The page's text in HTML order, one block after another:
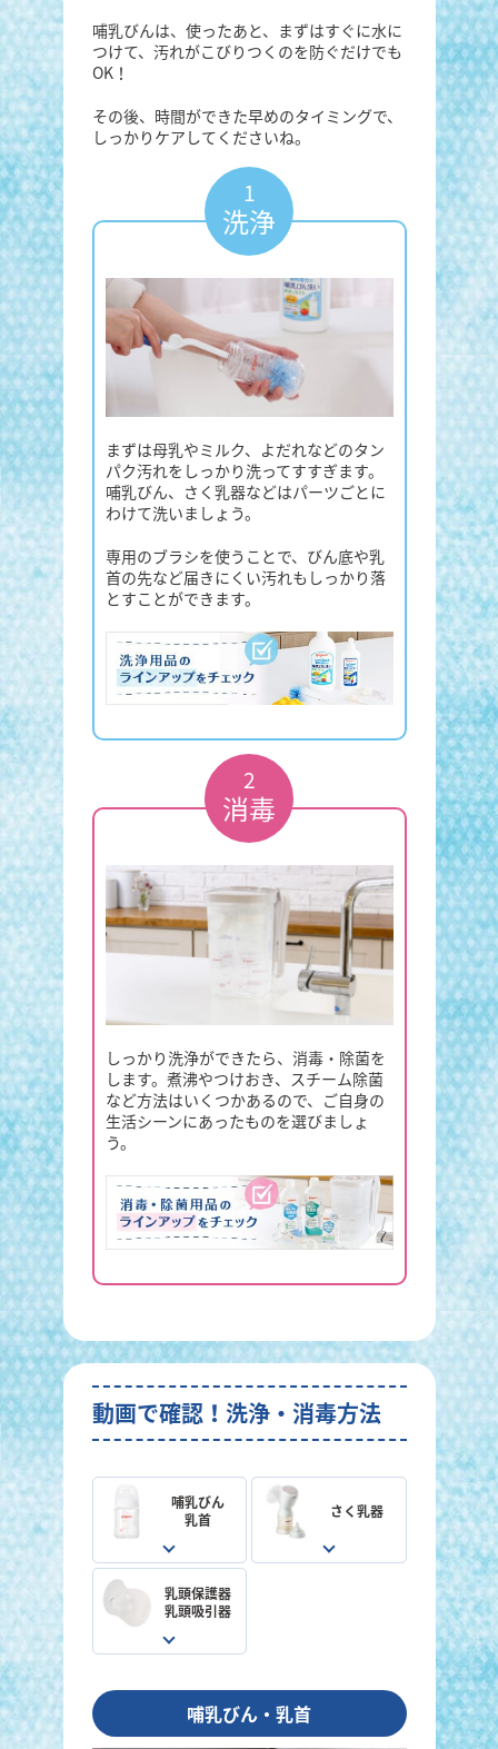
哺乳びんは、使ったあと、まずはすぐに水に
つけて、汚れがこびりつくのを防ぐだけでも
OK！
その後、時間ができた早めのタイミングで、
しっかりケアしてくださいね。
1
洗浄
まずは母乳やミルク、よだれなどのタン
パク汚れをしっかり洗ってすすぎます。
哺乳びん、さく乳器などはパーツごとに
わけて洗いましょう。
専用のブラシを使うことで、びん底や乳
首の先など届きにくい汚れもしっかり落
とすことができます。
2
消毒
しっかり洗浄ができたら、消毒・除菌を
します。煮沸やつけおき、スチーム除菌
など方法はいくつかあるので、ご自身の
生活シーンにあったものを選びましょ
う。
動画で確認！洗浄・消毒方法
哺乳びん
乳首
さく乳器
乳頭保護器
乳頭吸引器
哺乳びん・乳首